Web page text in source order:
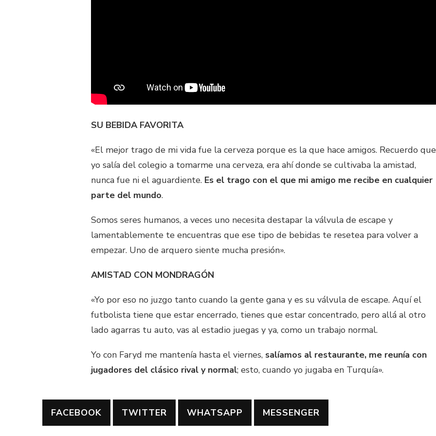
SU BEBIDA FAVORITA
«El mejor trago de mi vida fue la cerveza porque es la que hace amigos. Recuerdo que
yo salía del colegio a tomarme una cerveza, era ahí donde se cultivaba la amistad,
nunca fue ni el aguardiente. Es el trago con el que mi amigo me recibe en cualquier
parte del mundo.
Somos seres humanos, a veces uno necesita destapar la válvula de escape y
lamentablemente te encuentras que ese tipo de bebidas te resetea para volver a
empezar. Uno de arquero siente mucha presión».
AMISTAD CON MONDRAGÓN
«Yo por eso no juzgo tanto cuando la gente gana y es su válvula de escape. Aquí el
futbolista tiene que estar encerrado, tienes que estar concentrado, pero allá al otro
lado agarras tu auto, vas al estadio juegas y ya, como un trabajo normal.
Yo con Faryd me mantenía hasta el viernes, salíamos al restaurante, me reunía con
jugadores del clásico rival y normal; esto, cuando yo jugaba en Turquía».
FACEBOOK TWITTER WHATSAPP MESSENGER